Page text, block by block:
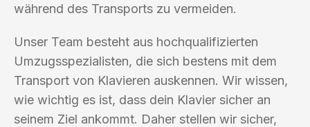
während des Transports zu vermeiden.
Unser Team besteht aus hochqualifizierten
Umzugsspezialisten, die sich bestens mit dem
Transport von Klavieren auskennen. Wir wissen,
wie wichtig es ist, dass dein Klavier sicher an
seinem Ziel ankommt. Daher stellen wir sicher,